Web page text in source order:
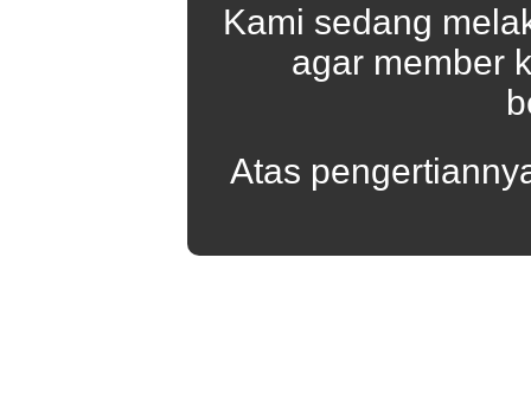
Kami sedang
agar member
Atas